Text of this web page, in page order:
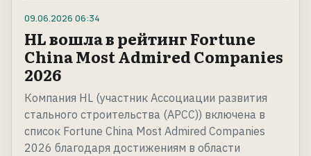
09.06.2026 06:34
HL вошла в рейтинг Fortune
China Most Admired Companies
2026
Компания HL (участник Ассоциации развития
стального строительства (АРСС)) включена в
список Fortune China Most Admired Companies
2026 благодаря достижениям в области